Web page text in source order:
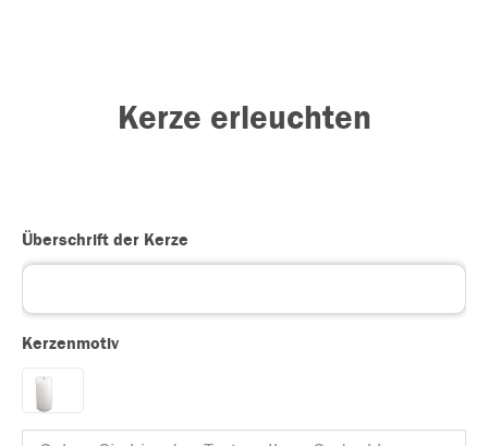
Kerze erleuchten
Überschrift der Kerze
Kerzenmotiv